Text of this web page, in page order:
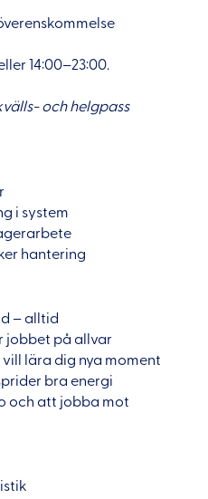
14:00–23:00.
och helgpass
i system
hantering
– alltid
jobbet på allvar
lära dig nya moment
bra energi
och att jobba mot